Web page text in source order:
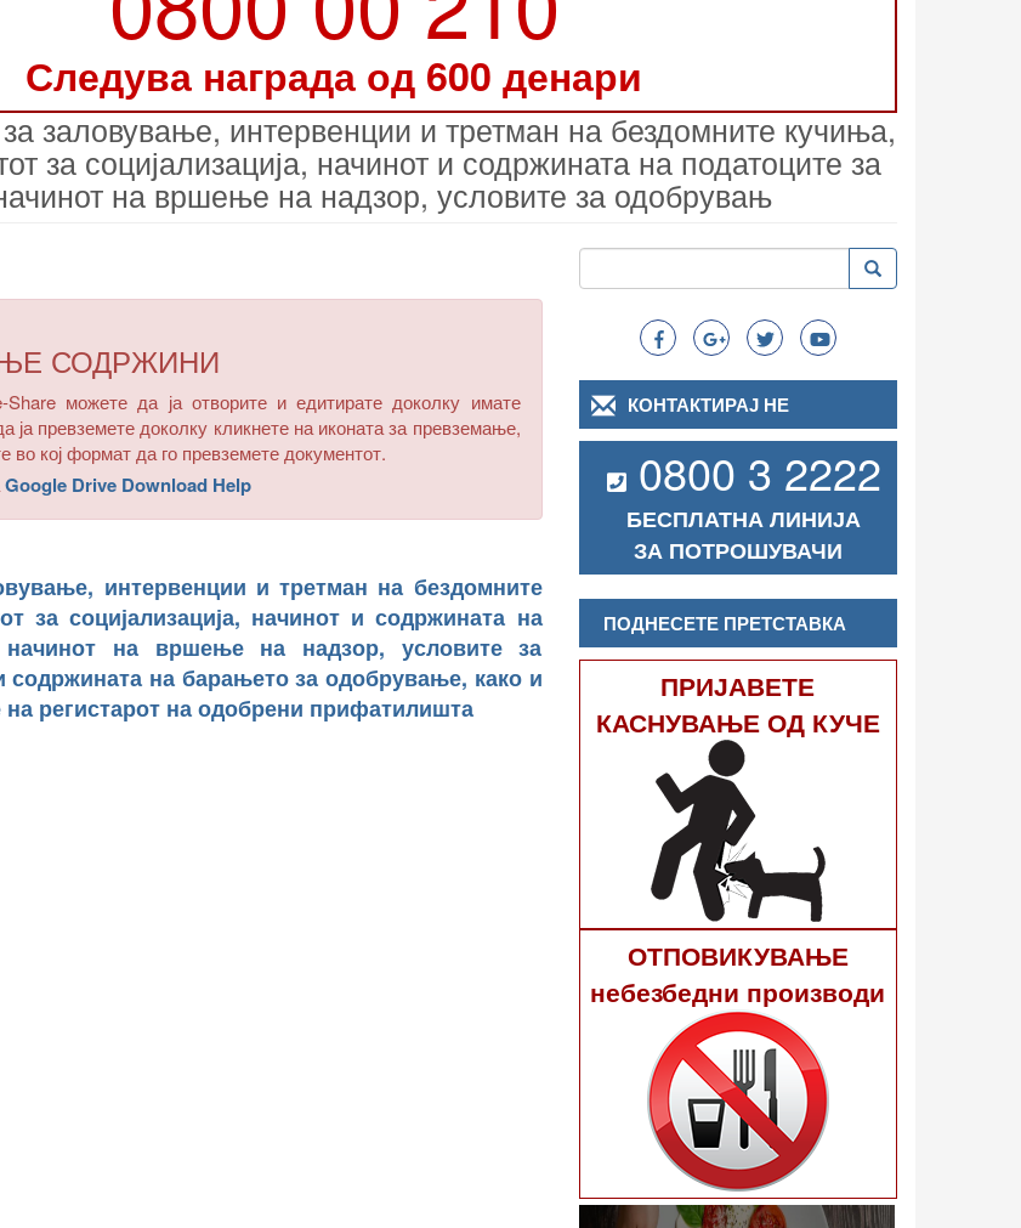
Следува награда од 600 денари
заловување, интервенции и третман на бездомните кучиња,
за социјализација, начинот и содржината на податоците за
на вршење на надзор, условите за одобрувањ
СОДРЖИНИ
можете да ја отворите и едитирате доколку имате
превземете доколку кликнете на иконата за превземање,
во кој формат да го превземете документот.
Google Drive Download Help
интервенции и третман на бездомните
за социјализација, начинот и содржината на
на вршење на надзор, условите за
на барањето за одобрување, како и
регистарот на одобрени прифатилишта
Search
Пребарување Пребарување
КОНТАКТИРАЈ НЕ
0800 3 2222
БЕСПЛАТНА ЛИНИЈА
ЗА ПОТРОШУВАЧИ
ПОДНЕСЕТЕ ПРЕТСТАВКА
ПРИЈАВЕТЕ
КАСНУВАЊЕ ОД КУЧЕ
ОТПОВИКУВАЊЕ
небезбедни производи